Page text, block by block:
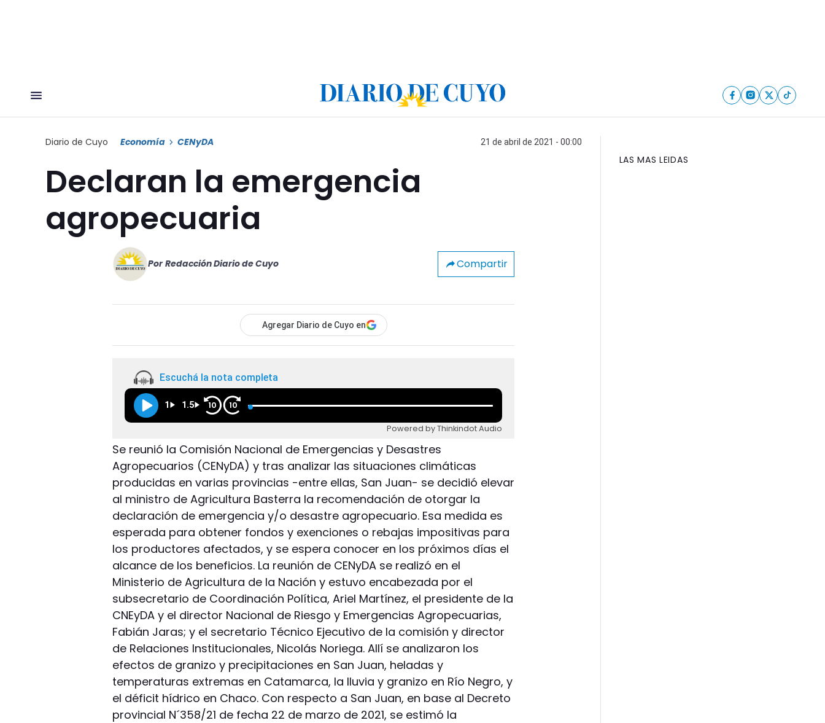
Diario de Cuyo Economía CENyDA 21 de abril de 2021 - 00:00
Declaran la emergencia
agropecuaria
Por Redacción Diario de Cuyo Compartir
Agregar Diario de Cuyo en
Escuchá la nota completa
1 1.5 10 10
Powered by Thinkindot Audio
Se reunió la Comisión Nacional de Emergencias y Desastres
Agropecuarios (CENyDA) y tras analizar las situaciones climáticas
producidas en varias provincias -entre ellas, San Juan- se decidió elevar
al ministro de Agricultura Basterra la recomendación de otorgar la
declaración de emergencia y/o desastre agropecuario. Esa medida es
esperada para obtener fondos y exenciones o rebajas impositivas para
los productores afectados, y se espera conocer en los próximos días el
alcance de los beneficios. La reunión de CENyDA se realizó en el
Ministerio de Agricultura de la Nación y estuvo encabezada por el
subsecretario de Coordinación Política, Ariel Martínez, el presidente de la
CNEyDA y el director Nacional de Riesgo y Emergencias Agropecuarias,
Fabián Jaras; y el secretario Técnico Ejecutivo de la comisión y director
de Relaciones Institucionales, Nicolás Noriega. Allí se analizaron los
efectos de granizo y precipitaciones en San Juan, heladas y
temperaturas extremas en Catamarca, la lluvia y granizo en Río Negro, y
el déficit hídrico en Chaco. Con respecto a San Juan, en base al Decreto
provincial N´358/21 de fecha 22 de marzo de 2021, se estimó la
LAS MAS LEIDAS